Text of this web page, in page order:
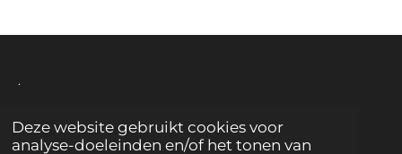
Deze website gebruikt cookies voor
analyse-doeleinden en/of het tonen van
.
© 2019 - 2026 Paint it Black Interiors